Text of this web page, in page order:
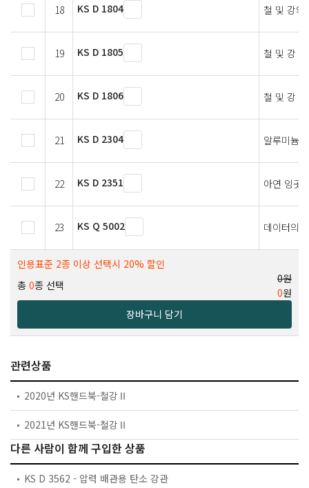
18 KS D 1804 철 및 강의
19 KS D 1805 철 및 강 —
20 KS D 1806 철 및 강 —
21 KS D 2304 알루미늄
22 KS D 2351 아연 잉곳
23 KS Q 5002 데이터의
인용표준 2종 이상 선택시 20% 할인
총 0종 선택
0원
0원
장바구니 담기
관련상품
2020년 KS핸드북-철강Ⅱ
2021년 KS핸드북-철강Ⅱ
다른 사람이 함께 구입한 상품
KS D 3562 - 압력 배관용 탄소 강관